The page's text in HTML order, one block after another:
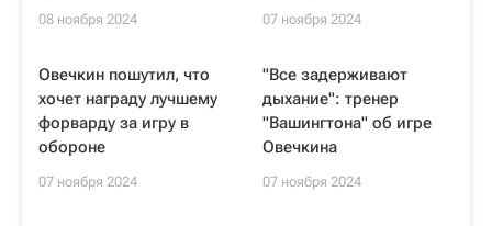
08 ноября 2024 07 ноября 2024
Овечкин пошутил, что
хочет награду лучшему
форварду за игру в
обороне
07 ноября 2024
"Все задерживают
дыхание": тренер
"Вашингтона" об игре
Овечкина
07 ноября 2024